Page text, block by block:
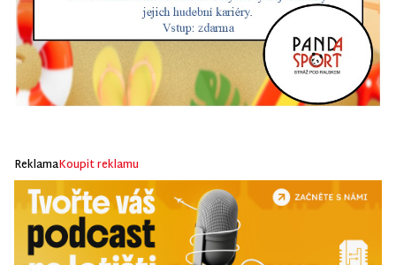
ReklamaKoupit reklamu